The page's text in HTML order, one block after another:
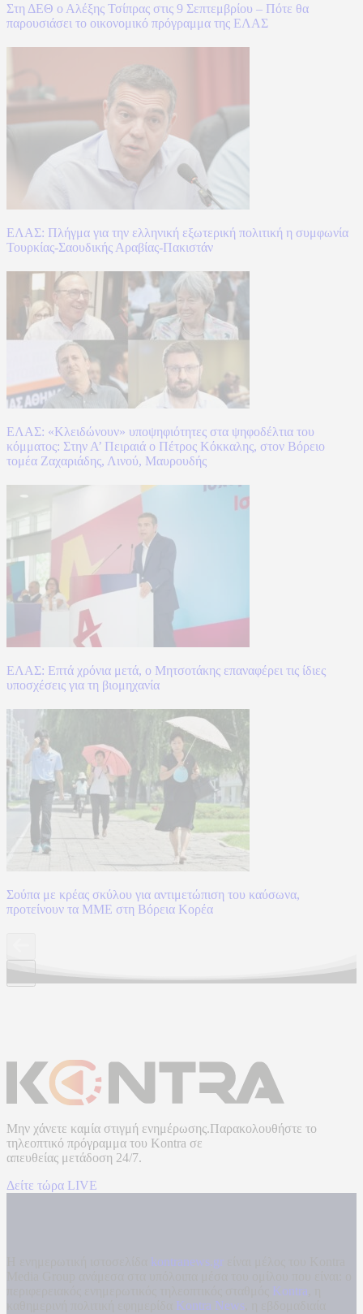
Στη ΔΕΘ ο Αλέξης Τσίπρας στις 9 Σεπτεμβρίου – Πότε θα
παρουσιάσει το οικονομικό πρόγραμμα της ΕΛΑΣ
ΕΛΑΣ: Πλήγμα για την ελληνική εξωτερική πολιτική η συμφωνία
Τουρκίας-Σαουδικής Αραβίας-Πακιστάν
ΕΛΑΣ: «Κλειδώνουν» υποψηφιότητες στα ψηφοδέλτια του
κόμματος: Στην Α’ Πειραιά ο Πέτρος Κόκκαλης, στον Βόρειο
τομέα Ζαχαριάδης, Λινού, Μαυρουδής
ΕΛΑΣ: Επτά χρόνια μετά, ο Μητσοτάκης επαναφέρει τις ίδιες
υποσχέσεις για τη βιομηχανία
Σούπα με κρέας σκύλου για αντιμετώπιση του καύσωνα,
προτείνουν τα ΜΜΕ στη Βόρεια Κορέα
Μην χάνετε καμία στιγμή ενημέρωσης.Παρακολουθήστε το
τηλεοπτικό πρόγραμμα του Kontra σε
απευθείας μετάδοση 24/7.
Δείτε τώρα LIVE
kontranews.gr
Kontra
Kontra News